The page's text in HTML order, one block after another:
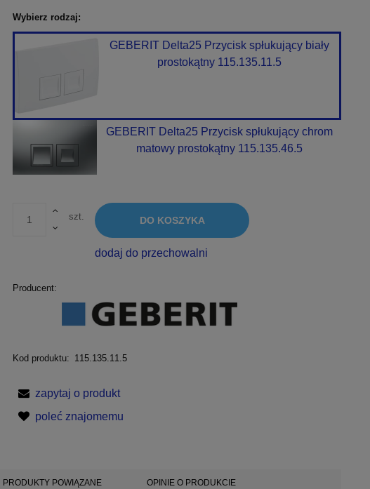
Wybierz rodzaj:
GEBERIT Delta25 Przycisk spłukujący biały
prostokątny 115.135.11.5
GEBERIT Delta25 Przycisk spłukujący chrom
matowy prostokątny 115.135.46.5
szt. DO KOSZYKA
dodaj do przechowalni
Producent:
Kod produktu: 115.135.11.5
zapytaj o produkt
poleć znajomemu
PRODUKTY POWIĄZANE OPINIE O PRODUKCIE